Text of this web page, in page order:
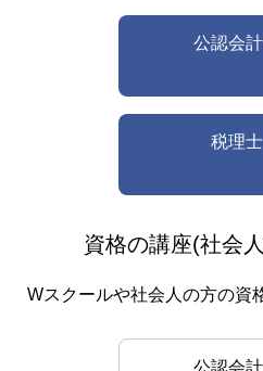
公認会
税理士
資格の講座(社会
Wスクールや社会人の方の資
公認会